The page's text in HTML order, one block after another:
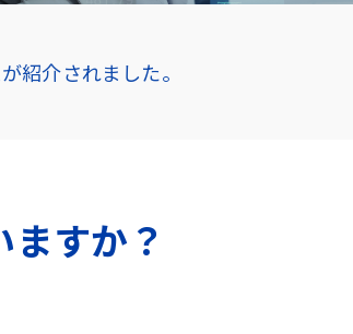
紹介されました。
すか？